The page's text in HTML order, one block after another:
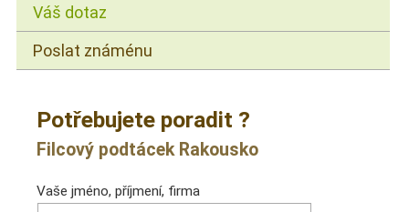
Váš dotaz
Poslat známénu
Potřebujete poradit ?
Filcový podtácek Rakousko
Vaše jméno, příjmení, firma